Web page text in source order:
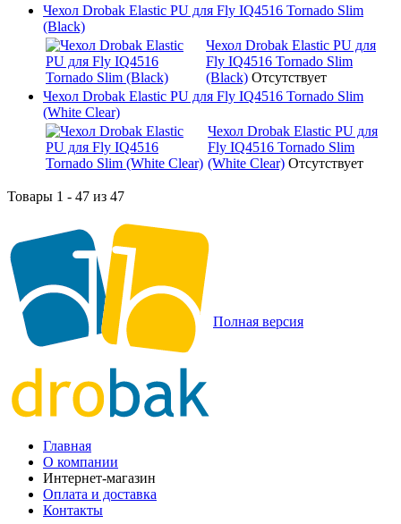
Чехол Drobak Elastic PU для Fly IQ4516 Tornado Slim
(Black)
Чехол Drobak Elastic PU для
Fly IQ4516 Tornado Slim
(Black) Отсутствует
Чехол Drobak Elastic PU для Fly IQ4516 Tornado Slim
(White Clear)
Чехол Drobak Elastic PU для
Fly IQ4516 Tornado Slim
(White Clear) Отсутствует
Товары 1 - 47 из 47
Полная версия
Главная
О компании
Интернет-магазин
Оплата и доставка
Контакты